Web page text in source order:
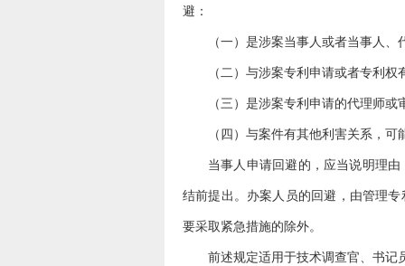
避：
（一）是涉案当事人或者当事人
（二）与涉案专利申请或者专利
（三）是涉案专利申请的代理师或
（四）与案件有其他利害关系，
当事人申请回避的，应当说明理
结前提出。办案人员的回避，由管理
要采取紧急措施的除外。
前述规定适用于技术调查官、书